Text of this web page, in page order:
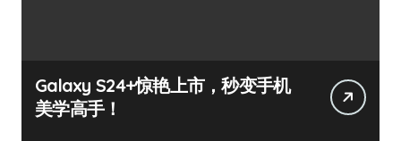
Galaxy S24+惊艳上市，秒变手机
美学高手！